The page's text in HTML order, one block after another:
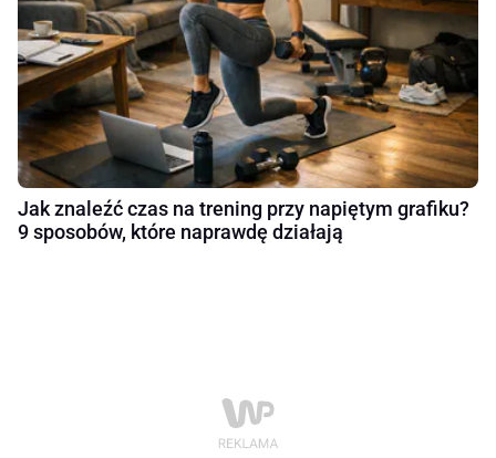
Jak znaleźć czas na trening przy napiętym grafiku?
9 sposobów, które naprawdę działają